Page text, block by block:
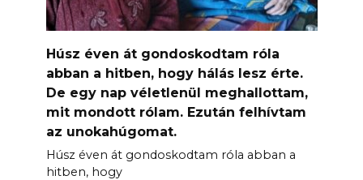
Húsz éven át gondoskodtam róla
abban a hitben, hogy hálás lesz érte.
De egy nap véletlenül meghallottam,
mit mondott rólam. Ezután felhívtam
az unokahúgomat.
Húsz éven át gondoskodtam róla abban a
hitben, hogy